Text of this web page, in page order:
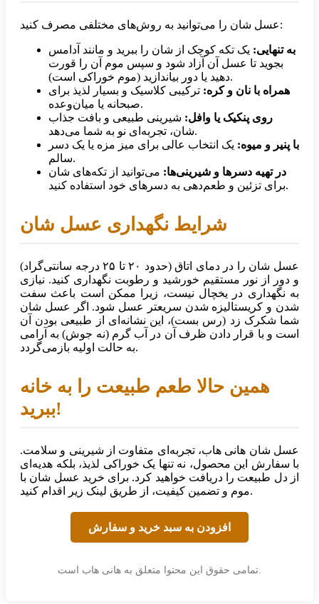
عسل شان را می‌توانید به روش‌های مختلفی مصرف کنید:
به تنهایی: یک تکه کوچک از شان را ببرید و مانند آدامس
بجوید تا عسل آن آزاد شود و سپس موم آن را قورت
دهید یا دور بیاندازید (موم خوراکی است).
همراه با نان و کره: ترکیبی کلاسیک و بسیار لذیذ برای
صبحانه یا میان‌وعده.
روی پنکیک یا وافل: شیرینی طبیعی و بافت جذاب
شان، تجربه‌ای نو به شما می‌دهد.
با پنیر و میوه: یک انتخاب عالی برای میز مزه یا یک دسر
سالم.
در تهیه دسرها و شیرینی‌ها: می‌توانید از تکه‌های شان
برای تزئین و طعم‌دهی به دسرهای خود استفاده کنید.
شرایط نگهداری عسل شان
عسل شان را در دمای اتاق (حدود ۲۰ تا ۲۵ درجه سانتی‌گراد)
و دور از نور مستقیم خورشید و رطوبت نگهداری کنید. نیازی
به نگهداری در یخچال نیست، زیرا ممکن است باعث سفت
شدن و کریستالیزه شدن سریعتر عسل شود. اگر عسل شان
شما شکرک زد (رس بست)، این نشانه‌ای از طبیعی بودن آن
است و با قرار دادن ظرف آن در آب گرم (نه جوش) به آرامی
به حالت اولیه بازمی‌گردد.
همین حالا طعم طبیعت را به خانه
ببرید!
عسل شان هانی هاب، تجربه‌ای متفاوت از شیرینی و سلامت.
با سفارش این محصول، نه تنها یک خوراکی لذیذ، بلکه هدیه‌ای
از دل طبیعت را دریافت خواهید کرد. برای خرید عسل شان با
موم و تضمین کیفیت، از طریق لینک زیر اقدام کنید.
افزودن به سبد خرید و سفارش
تمامی حقوق این محتوا متعلق به هانی هاب است.